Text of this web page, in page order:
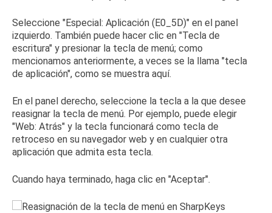
Seleccione "Especial: Aplicación (E0_5D)" en el panel
izquierdo. También puede hacer clic en "Tecla de
escritura" y presionar la tecla de menú; como
mencionamos anteriormente, a veces se la llama "tecla
de aplicación", como se muestra aquí.
En el panel derecho, seleccione la tecla a la que desee
reasignar la tecla de menú. Por ejemplo, puede elegir
"Web: Atrás" y la tecla funcionará como tecla de
retroceso en su navegador web y en cualquier otra
aplicación que admita esta tecla.
Cuando haya terminado, haga clic en "Aceptar".